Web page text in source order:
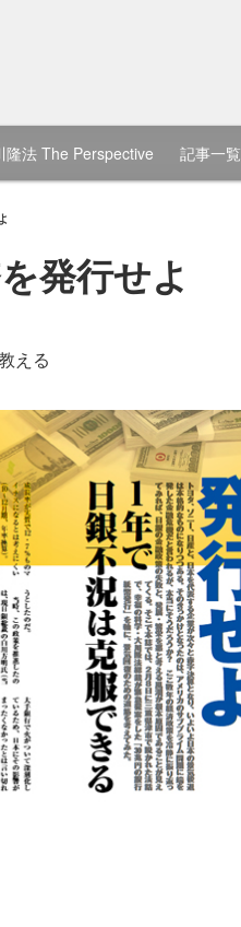
隆法 The Perspective 記事一覧
発行せよ
える